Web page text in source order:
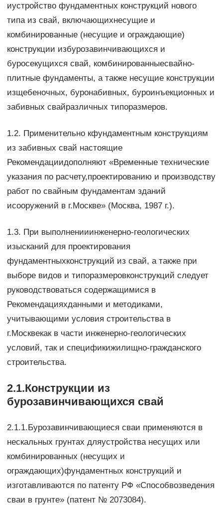
иустройство фундаментных конструкций нового
типа из свай, включающихнесущие и
комбинированные (несущие и ограждающие)
конструкции избурозавинчивающихся и
буросекущихся свай, комбинированныесвайно-
плитные фундаменты, а также несущие конструкции
изщебеночных, буронабивных, буроинъекционных и
забивных свайразличных типоразмеров.
1.2. Применительно кфундаментным конструкциям
из забивных свай настоящие
Рекомендациидополняют «Временные технические
указания по расчету,проектированию и производству
работ по свайным фундаментам зданий
исооружений в г.Москве» (Москва, 1987 г.).
1.3. При выполненииинженерно-геологических
изысканий для проектирования
фундаментныхконструкций из свай, а также при
выборе видов и типоразмеровконструкций следует
руководствоваться содержащимися в
Рекомендацияхданными и методиками,
учитывающими условия строительства в
г.Москвекак в части инженерно-геологических
условий, так и спецификижилищно-гражданского
строительства.
2.1.Конструкции из
бурозавинчивающихся свай
2.1.1.Бурозавинчивающиеся сваи применяются в
нескальных грунтах дляустройства несущих или
комбинированных (несущих и
ограждающих)фундаментных конструкций и
изготавливаются по патенту РФ «Способвозведения
сваи в грунте» (патент № 2073084).